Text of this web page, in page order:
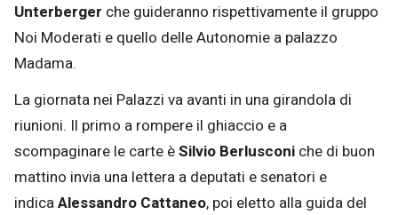
Unterberger che guideranno rispettivamente il gruppo
Noi Moderati e quello delle Autonomie a palazzo
Madama.
La giornata nei Palazzi va avanti in una girandola di
riunioni. Il primo a rompere il ghiaccio e a
scompaginare le carte èSilvio Berlusconi che di buon
mattino invia una lettera a deputati e senatori e
indicaAlessandro Cattaneo, poi eletto alla guida del